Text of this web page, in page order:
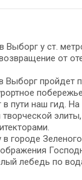
Выборг у ст.
от
Выборг
в пути наш гид.
городе
лебедь по